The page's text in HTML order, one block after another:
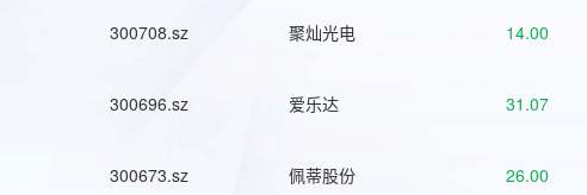
300708.sz 聚灿光电 14.00
300696.sz 爱乐达 31.07
300673.sz 佩蒂股份 26.00